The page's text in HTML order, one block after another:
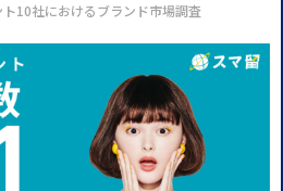
10社におけるブランド市場調査